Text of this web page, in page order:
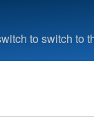
to switch to